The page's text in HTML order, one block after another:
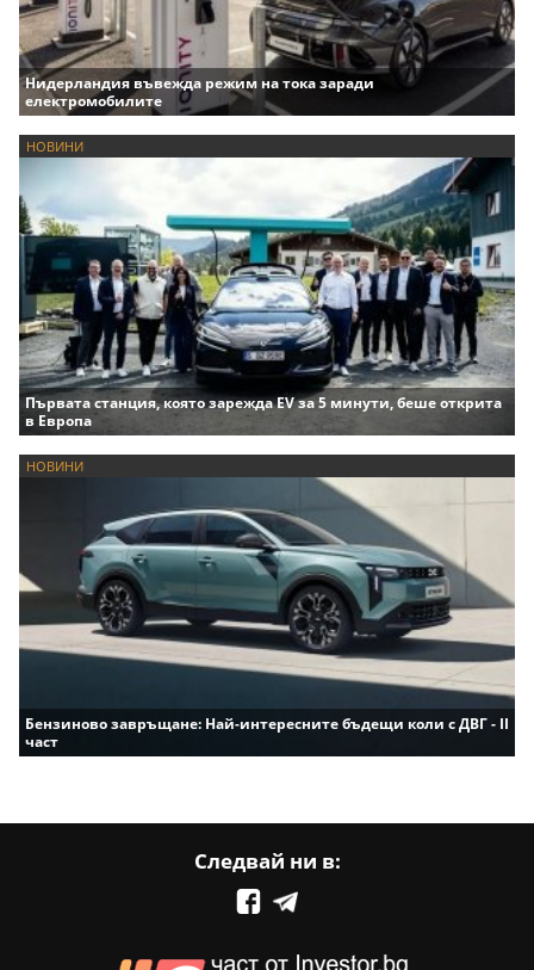
Нидерландия въвежда режим на тока заради
електромобилите
НОВИНИ
Първата станция, която зарежда EV за 5 минути, беше открита
в Европа
НОВИНИ
Бензиново завръщане: Най-интересните бъдещи коли с ДВГ - II
част
Следвай ни в: